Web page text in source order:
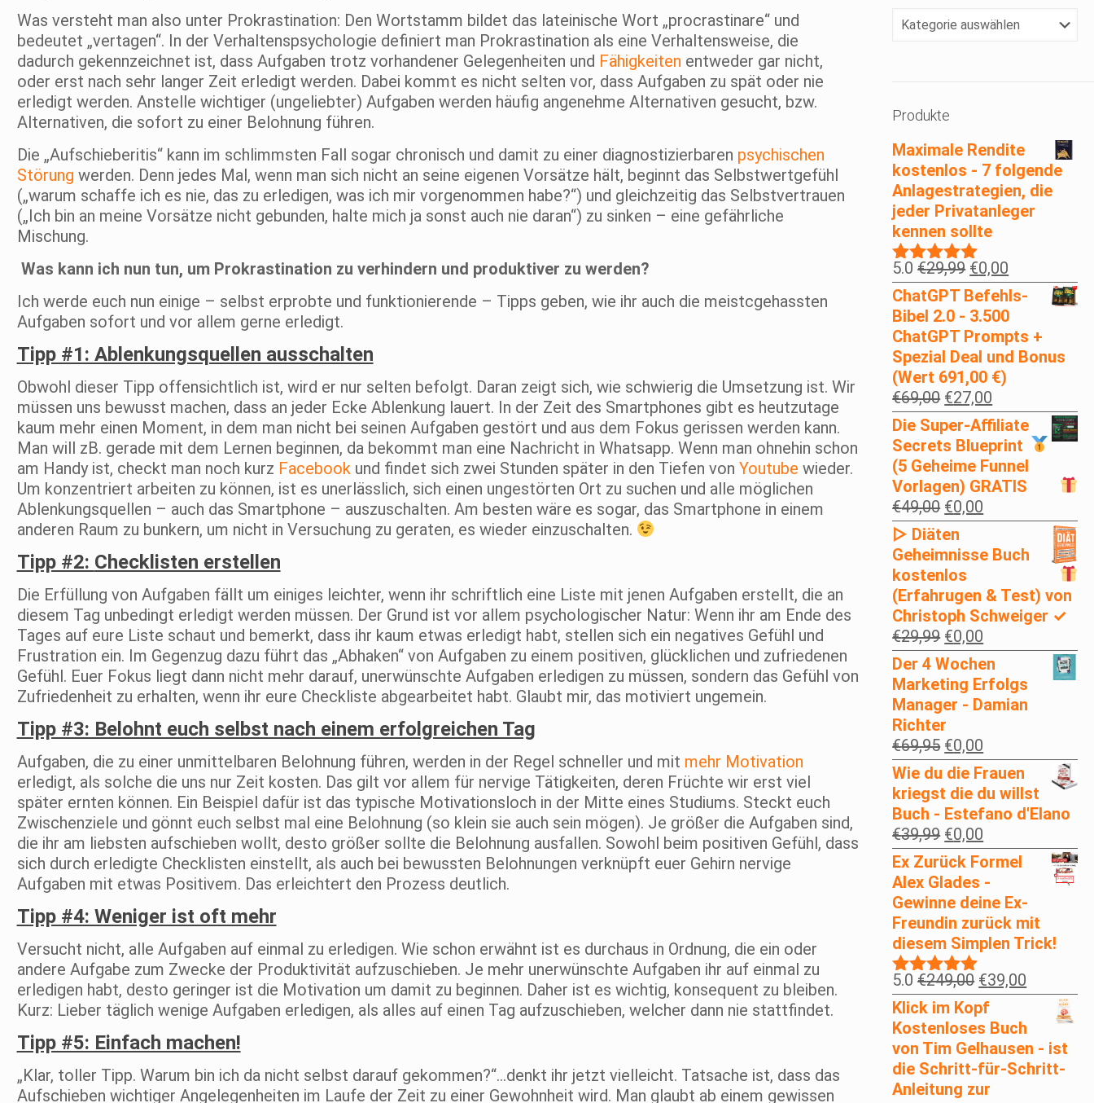
Was versteht man also unter Prokrastination: Den Wortstamm bildet das lateinische Wort „procrastinare“ und
bedeutet „vertagen“. In der Verhaltenspsychologie definiert man Prokrastination als eine Verhaltensweise, die
dadurch gekennzeichnet ist, dass Aufgaben trotz vorhandener Gelegenheiten und Fähigkeiten entweder gar nicht,
oder erst nach sehr langer Zeit erledigt werden. Dabei kommt es nicht selten vor, dass Aufgaben zu spät oder nie
erledigt werden. Anstelle wichtiger (ungeliebter) Aufgaben werden häufig angenehme Alternativen gesucht, bzw.
Alternativen, die sofort zu einer Belohnung führen.
Die „Aufschieberitis“ kann im schlimmsten Fall sogar chronisch und damit zu einer diagnostizierbaren psychischen
Störung werden. Denn jedes Mal, wenn man sich nicht an seine eigenen Vorsätze hält, beginnt das Selbstwertgefühl
(„warum schaffe ich es nie, das zu erledigen, was ich mir vorgenommen habe?“) und gleichzeitig das Selbstvertrauen
(„Ich bin an meine Vorsätze nicht gebunden, halte mich ja sonst auch nie daran“) zu sinken – eine gefährliche
Mischung.
Was kann ich nun tun, um Prokrastination zu verhindern und produktiver zu werden?
Ich werde euch nun einige – selbst erprobte und funktionierende – Tipps geben, wie ihr auch die meistcgehassten
Aufgaben sofort und vor allem gerne erledigt.
Tipp #1: Ablenkungsquellen ausschalten
Obwohl dieser Tipp offensichtlich ist, wird er nur selten befolgt. Daran zeigt sich, wie schwierig die Umsetzung ist. Wir
müssen uns bewusst machen, dass an jeder Ecke Ablenkung lauert. In der Zeit des Smartphones gibt es heutzutage
kaum mehr einen Moment, in dem man nicht bei seinen Aufgaben gestört und aus dem Fokus gerissen werden kann.
Man will zB. gerade mit dem Lernen beginnen, da bekommt man eine Nachricht in Whatsapp. Wenn man ohnehin schon
am Handy ist, checkt man noch kurz Facebookund findet sich zwei Stunden später in den Tiefen von Youtube wieder.
Um konzentriert arbeiten zu können, ist es unerlässlich, sich einen ungestörten Ort zu suchen und alle möglichen
Ablenkungsquellen – auch das Smartphone – auszuschalten. Am besten wäre es sogar, das Smartphone in einem
anderen Raum zu bunkern, um nicht in Versuchung zu geraten, es wieder einzuschalten.
Tipp #2: Checklisten erstellen
Die Erfüllung von Aufgaben fällt um einiges leichter, wenn ihr schriftlich eine Liste mit jenen Aufgaben erstellt, die an
diesem Tag unbedingt erledigt werden müssen. Der Grund ist vor allem psychologischer Natur: Wenn ihr am Ende des
Tages auf eure Liste schaut und bemerkt, dass ihr kaum etwas erledigt habt, stellen sich ein negatives Gefühl und
Frustration ein. Im Gegenzug dazu führt das „Abhaken“ von Aufgaben zu einem positiven, glücklichen und zufriedenen
Gefühl. Euer Fokus liegt dann nicht mehr darauf, unerwünschte Aufgaben erledigen zu müssen, sondern das Gefühl von
Zufriedenheit zu erhalten, wenn ihr eure Checkliste abgearbeitet habt. Glaubt mir, das motiviert ungemein.
Tipp #3: Belohnt euch selbst nach einem erfolgreichen Tag
Aufgaben, die zu einer unmittelbaren Belohnung führen, werden in der Regel schneller und mit mehr Motivation
erledigt, als solche die uns nur Zeit kosten. Das gilt vor allem für nervige Tätigkeiten, deren Früchte wir erst viel
später ernten können. Ein Beispiel dafür ist das typische Motivationsloch in der Mitte eines Studiums. Steckt euch
Zwischenziele und gönnt euch selbst mal eine Belohnung (so klein sie auch sein mögen). Je größer die Aufgaben sind,
die ihr am liebsten aufschieben wollt, desto größer sollte die Belohnung ausfallen. Sowohl beim positiven Gefühl, dass
sich durch erledigte Checklisten einstellt, als auch bei bewussten Belohnungen verknüpft euer Gehirn nervige
Aufgaben mit etwas Positivem. Das erleichtert den Prozess deutlich.
Tipp #4: Weniger ist oft mehr
Versucht nicht, alle Aufgaben auf einmal zu erledigen. Wie schon erwähnt ist es durchaus in Ordnung, die ein oder
andere Aufgabe zum Zwecke der Produktivität aufzuschieben. Je mehr unerwünschte Aufgaben ihr auf einmal zu
erledigen habt, desto geringer ist die Motivation um damit zu beginnen. Daher ist es wichtig, konsequent zu bleiben.
Kurz: Lieber täglich wenige Aufgaben erledigen, als alles auf einen Tag aufzuschieben, welcher dann nie stattfindet.
Tipp #5: Einfach machen!
„Klar, toller Tipp. Warum bin ich da nicht selbst darauf gekommen?“…denkt ihr jetzt vielleicht. Tatsache ist, dass das
Aufschieben wichtiger Angelegenheiten im Laufe der Zeit zu einer Gewohnheit wird. Man glaubt ab einem gewissen
Klicke
Produkte
Maximale Rendite
kostenlos - 7 folgende
Anlagestrategien, die
jeder Privatanleger
kennen sollte
Bewertet
mit5.00
von 5
5.0 €29,99 Ursprünglicher
Preis
war:
€29,99
€0,00
Preis
ist:
€0,00.
ChatGPT Befehls-
Bibel 2.0 - 3.500
ChatGPT Prompts +
Spezial Deal und Bonus
(Wert 691,00 €)
€69,00 Ursprünglicher
Preis
war:
€69,00
€27,00
Preis
ist:
€27,00.
Die Super-Affiliate
Secrets Blueprint
(5 Geheime Funnel
Vorlagen) GRATIS
€49,00 Ursprünglicher
Preis
war:
€49,00
€0,00
Preis
ist:
€0,00.
▷ Diäten
Geheimnisse Buch
kostenlos
(Erfahrugen & Test) von
Christoph Schweiger ✓
€29,99 Ursprünglicher
Preis
war:
€29,99
€0,00
Preis
ist:
€0,00.
Der 4 Wochen
Marketing Erfolgs
Manager - Damian
Richter
€69,95 Ursprünglicher
Preis
war:
€69,95
€0,00
Preis
ist:
€0,00.
Wie du die Frauen
kriegst die du willst
Buch - Estefano d'Elano
€39,99 Ursprünglicher
Preis
war:
€39,99
€0,00
Preis
ist:
€0,00.
Ex Zurück Formel
Alex Glades -
Gewinne deine Ex-
Freundin zurück mit
diesem Simplen Trick!
Bewertet
mit5.00
von 5
5.0 €249,00 Ursprünglicher
Preis
war:
€249,00
€39,00
Preis
€39,00.
Klick im Kopf
Kostenloses Buch
von Tim Gelhausen - ist
die Schritt-für-Schritt-
Anleitung zur